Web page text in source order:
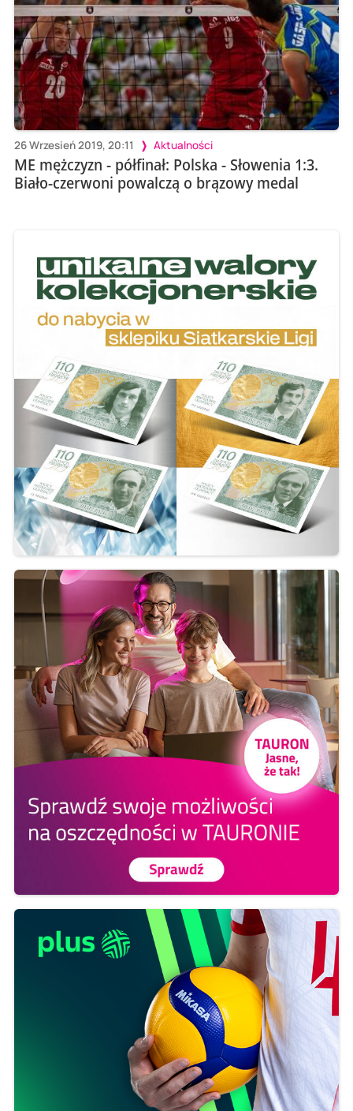
26 Wrzesień 2019, 20:11 Aktualności
ME mężczyzn - półfinał: Polska - Słowenia 1:3.
Biało-czerwoni powalczą o brązowy medal